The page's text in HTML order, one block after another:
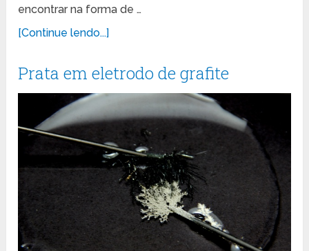
encontrar na forma de …
[Continue lendo...]
Prata em eletrodo de grafite